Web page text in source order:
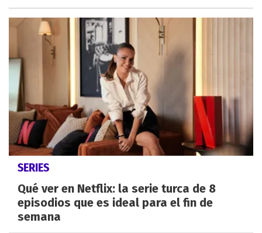
SERIES
Qué ver en Netflix: la serie turca de 8
episodios que es ideal para el fin de
semana